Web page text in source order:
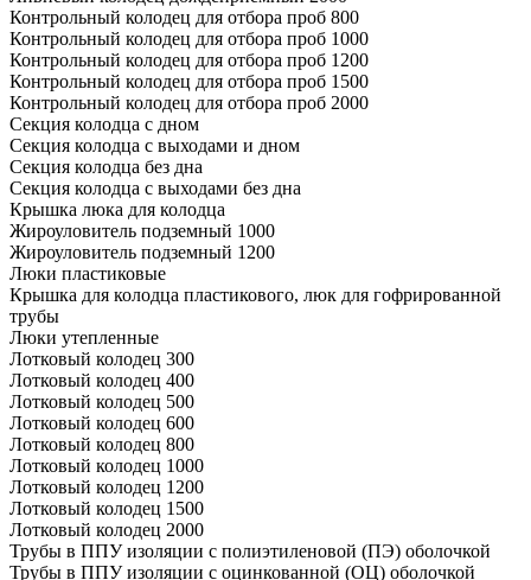
Контрольный колодец для отбора проб 800
Контрольный колодец для отбора проб 1000
Контрольный колодец для отбора проб 1200
Контрольный колодец для отбора проб 1500
Контрольный колодец для отбора проб 2000
Секция колодца с дном
Секция колодца с выходами и дном
Секция колодца без дна
Секция колодца с выходами без дна
Крышка люка для колодца
Жироуловитель подземный 1000
Жироуловитель подземный 1200
Люки пластиковые
Крышка для колодца пластикового, люк для гофрированной
трубы
Люки утепленные
Лотковый колодец 300
Лотковый колодец 400
Лотковый колодец 500
Лотковый колодец 600
Лотковый колодец 800
Лотковый колодец 1000
Лотковый колодец 1200
Лотковый колодец 1500
Лотковый колодец 2000
Трубы в ППУ изоляции с полиэтиленовой (ПЭ) оболочкой
Трубы в ППУ изоляции с оцинкованной (ОЦ) оболочкой